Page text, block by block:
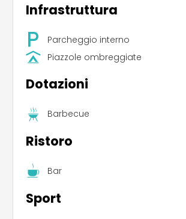
Infrastruttura
Parcheggio interno
Piazzole ombreggiate
Dotazioni
Barbecue
Ristoro
Bar
Sport